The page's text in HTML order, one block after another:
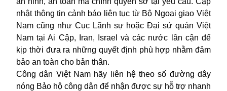
nhật thông tin cảnh báo liên tục từ Bộ Ngoại giao Việt
Nam cũng như Cục Lãnh sự hoặc Đại sứ quán Việt
Nam tại Ai Cập, Iran, Israel và các nước lân cận để
kịp thời đưa ra những quyết định phù hợp nhằm đảm
bảo an toàn cho bản thân.
Công dân Việt Nam hãy liên hệ theo số đường dây
nóng Bảo hộ công dân để nhận được sự hỗ trợ nhanh